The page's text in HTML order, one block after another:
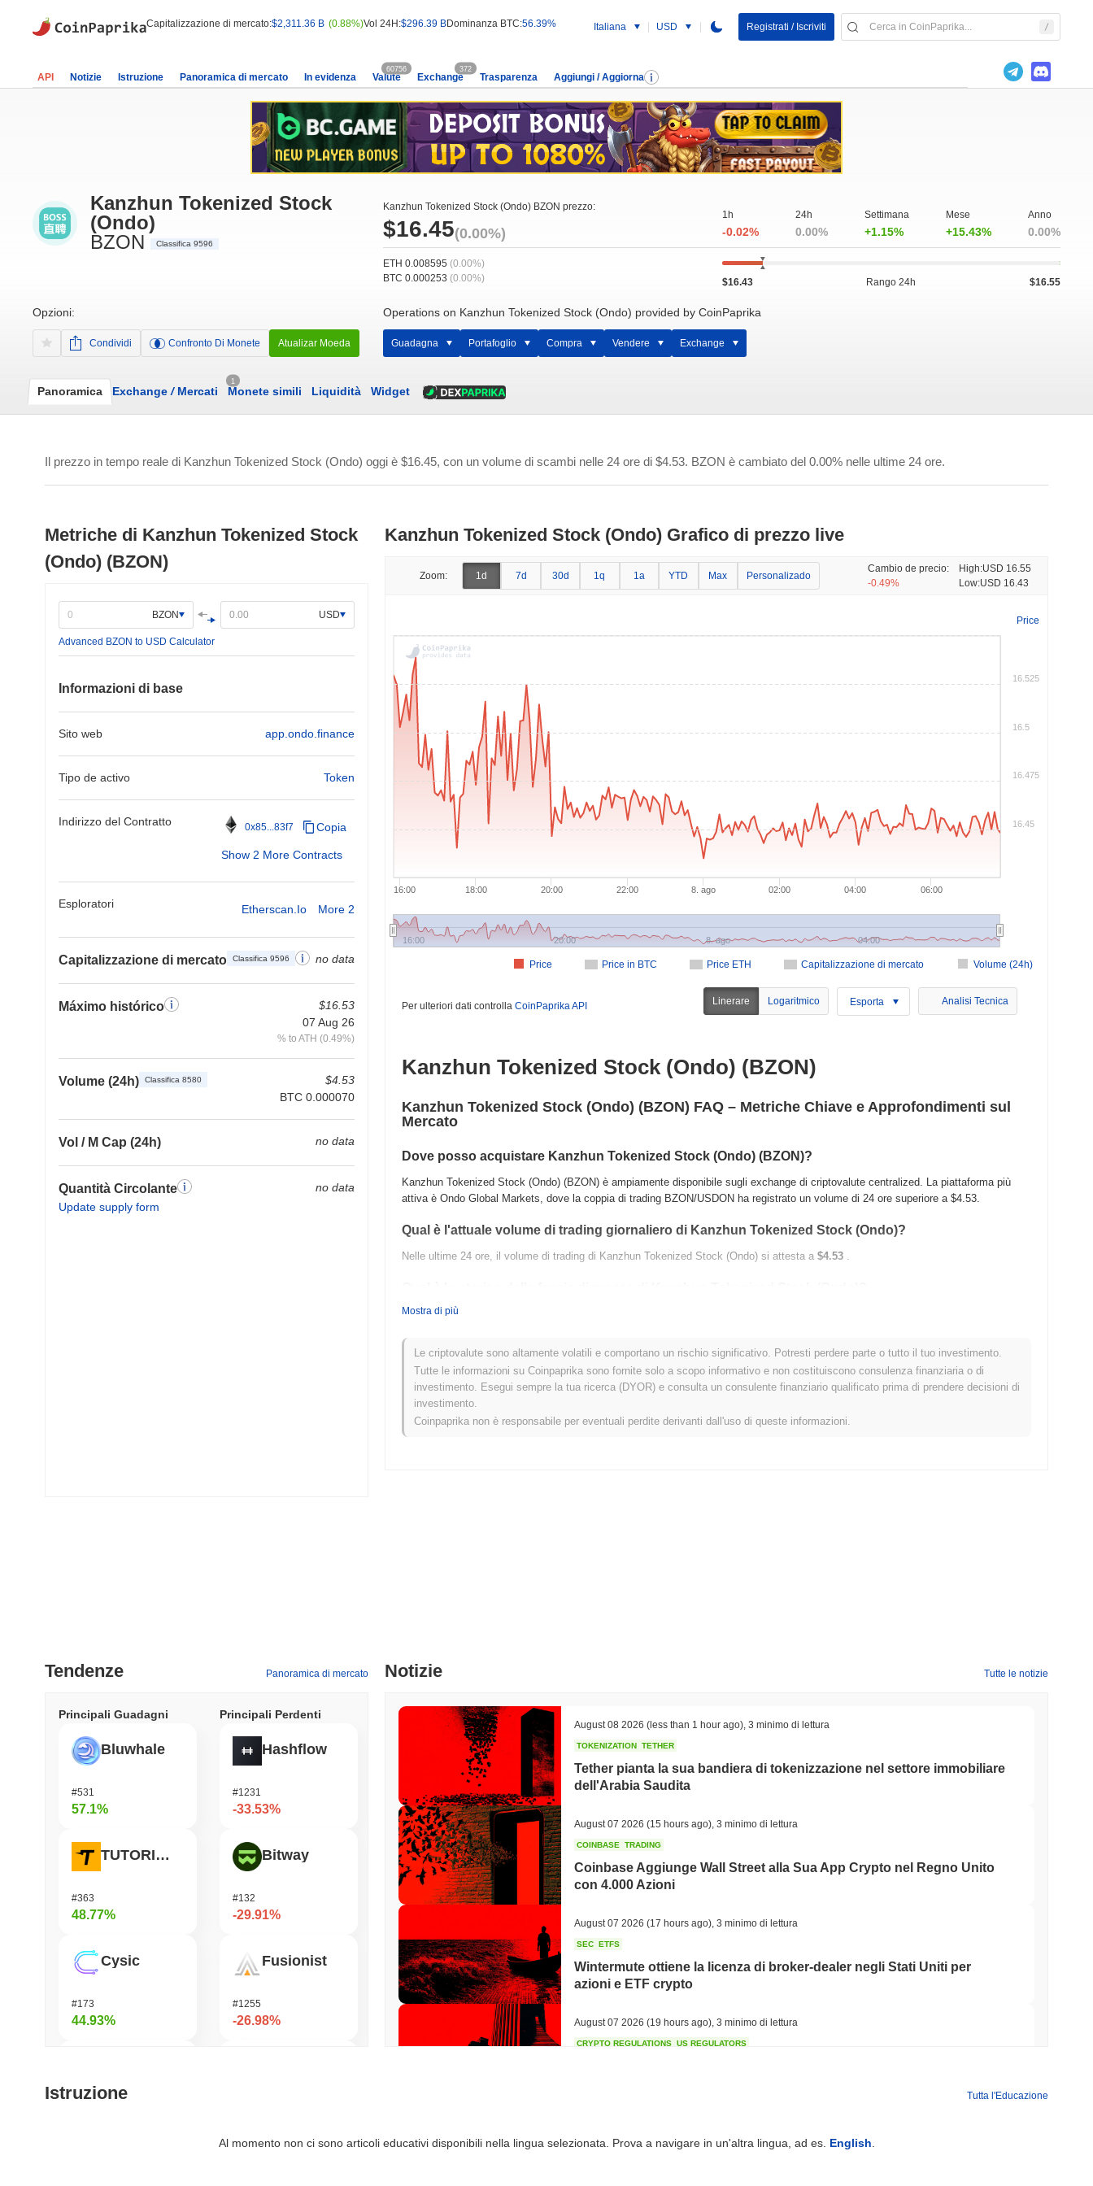
Capitalizzazione di mercato:$2,311.36 B (0.88%)Vol 24H:$296.39 BDominanza BTC:56.39% Italiana USD Registrati / Iscriviti
API Notizie Istruzione Panoramica di mercato In evidenza Valute
60756
Exchange
372
Trasparenza Aggiungi / Aggiorna
Kanzhun Tokenized Stock
(Ondo)
BZON
Classifica 9596
Opzioni:
Condividi Confronto Di Monete Atualizar Moeda
Kanzhun Tokenized Stock (Ondo) BZON prezzo:
$16.45(0.00%)
1h
-0.02%
24h
0.00%
Settimana
+1.15%
Mese
+15.43%
Anno
0.00%
ETH 0.008595 (0.00%)
BTC 0.000253 (0.00%) $16.43 Rango 24h $16.55
Operations on Kanzhun Tokenized Stock (Ondo) provided by CoinPaprika
Guadagna Portafoglio Compra Vendere Exchange
Panoramica Exchange /Mercati
1
Monete simili Liquidità Widget
Il prezzo in tempo reale di Kanzhun Tokenized Stock (Ondo) oggi è $16.45, con un volume di scambi nelle 24 ore di $4.53. BZON è cambiato del 0.00% nelle ultime 24 ore.
Metriche di Kanzhun Tokenized Stock
(Ondo) (BZON)
BZON USD
Advanced BZON to USD Calculator
Informazioni di base
Sito web app.ondo.finance
Tipo de activo Token
Indirizzo del Contratto 0x85...83f7 Copia
Show 2 More Contracts
Esploratori Etherscan.io More 2
Capitalizzazione di mercato Classifica 9596 no data
Máximo histórico
$16.53
07 Aug 26
% to ATH (0.49%)
Volume (24h) Classifica 8580
$4.53
BTC 0.000070
Vol / M Cap (24h) no data
Quantità Circolante
Update supply form
no data
Kanzhun Tokenized Stock (Ondo) Grafico di prezzo live
Zoom: 1d 7d 30d 1q 1a YTD Max Personalizado
Cambio de precio:
-0.49%
High:USD 16.55
Low:USD 16.43
Price
Price in BTC Price ETH Capitalizzazione di mercato Volume (24h)
Price
16:00 18:00 20:00 22:00 8. ago 02:00 04:00 06:00
16:00 20:00 8. ago 04:00
16.45
16.475
16.5
16.525
Per ulteriori dati controlla CoinPaprika API Linerare Logaritmico Esporta Analisi Tecnica
Kanzhun Tokenized Stock (Ondo) (BZON)
Kanzhun Tokenized Stock (Ondo) (BZON) FAQ – Metriche Chiave e Approfondimenti sul
Mercato
Dove posso acquistare Kanzhun Tokenized Stock (Ondo) (BZON)?
Kanzhun Tokenized Stock (Ondo) (BZON) è ampiamente disponibile sugli exchange di criptovalute centralized. La piattaforma più
attiva è Ondo Global Markets, dove la coppia di trading BZON/USDON ha registrato un volume di 24 ore superiore a $4.53.
Qual è l'attuale volume di trading giornaliero di Kanzhun Tokenized Stock (Ondo)?
Nelle ultime 24 ore, il volume di trading di Kanzhun Tokenized Stock (Ondo) si attesta a $4.53 .
Massimo Storico (ATH):
Kanzhun Tokenized Stock (Ondo) è attualmente scambiato al di sotto del suo ATH .
Come si sta comportando Kanzhun Tokenized Stock (Ondo) rispetto al mercato crypto più ampio?
Negli ultimi 7 giorni, Kanzhun Tokenized Stock (Ondo) ha guadagnato1.15%, superando il mercato crypto complessivo che ha
registrato un guadagno del
Mostra di più
Le criptovalute sono altamente volatili e comportano un rischio significativo. Potresti perdere parte o tutto il tuo investimento.
Tutte le informazioni su Coinpaprika sono fornite solo a scopo informativo e non costituiscono consulenza finanziaria o di
investimento. Esegui sempre la tua ricerca (DYOR) e consulta un consulente finanziario qualificato prima di prendere decisioni di
investimento.
Coinpaprika non è responsabile per eventuali perdite derivanti dall'uso di queste informazioni.
Tendenze Panoramica di mercato
Principali Guadagni
Bluwhale
#531
57.1%
TUTORIAL
#363
48.77%
Cysic
#173
44.93%
Principali Perdenti
Hashflow
#1231
-33.53%
Bitway
#132
-29.91%
Fusionist
#1255
-26.98%
Notizie Tutte le notizie
August 08 2026 (less than 1 hour ago) 3 minimo di lettura
TOKENIZATION TETHER
Tether pianta la sua bandiera di tokenizzazione nel settore immobiliare
dell'Arabia Saudita
August 07 2026 (15 hours ago) 3 minimo di lettura
COINBASE TRADING
Coinbase Aggiunge Wall Street alla Sua App Crypto nel Regno Unito
con 4.000 Azioni
August 07 2026 (17 hours ago) 3 minimo di lettura
SEC ETFS
Wintermute ottiene la licenza di broker-dealer negli Stati Uniti per
azioni e ETF crypto
August 07 2026 (19 hours ago) 3 minimo di lettura
CRYPTO REGULATIONS US REGULATORS
TOKENIZATION BANKS
Istruzione Tutta l'Educazione
Al momento non ci sono articoli educativi disponibili nella lingua selezionata. Prova a navigare in un'altra lingua, ad es. English